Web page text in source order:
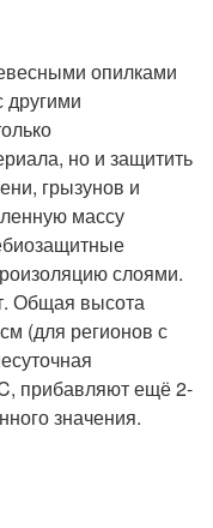
опилками
но и защитить
грызунов и
массу
слоями.
Общая высота
(для регионов с
прибавляют ещё 2-
значения.